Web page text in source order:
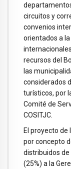
circuitos y
convenios
orientados a
recursos del
las
considerados
turísticos, por
Comité de
COSITJC.
El proyecto
por concepto
distribuidos
(25%) a la